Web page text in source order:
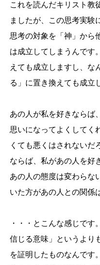
これを読んだキリスト教
ましたが、この思考実験
思考の対象を「神」から
は成立してしまうんです
えても成立しますし、な
る」に置き換えても成立
あの人が私を好きならば
思いになってよくしてく
くても悪くはされないだ
ならば、私があの人を好
あの人の態度は変わらな
いた方があの人との関係
・・・とこんな感じで
信じる意味」というより
を証明したものなんです